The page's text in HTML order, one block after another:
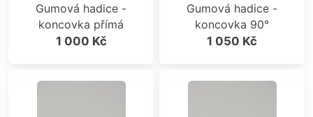
Gumová hadice -
koncovka přímá
1 000 Kč
Gumová hadice -
koncovka 90°
1 050 Kč